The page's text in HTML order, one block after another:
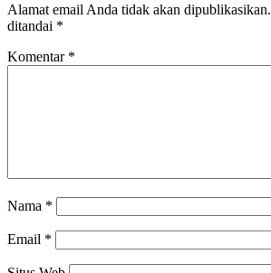
Alamat email Anda tidak akan dipublikasikan.
ditandai *
Komentar *
Nama *
Email *